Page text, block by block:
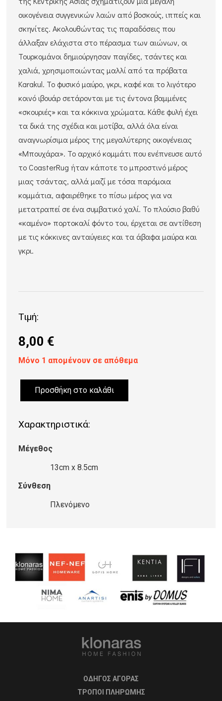
οικογένεια συγγενικών λαών από βοσκούς, ιππείς και
σκηνίτες. Ακολουθώντας τις παραδόσεις που
άλλαξαν ελάχιστα στο πέρασμα των αιώνων, οι
Τουρκομάνοι δημιούργησαν παγίδες, τσάντες και
χαλιά, χρησιμοποιώντας μαλλί από τα πρόβατα
Karakul. Το φυσικό μαύρο, γκρι, καφέ και το λιγότερο
κοινό ιβουάρ σετάρονται με τις έντονα βαμμένες
«σκουριές» και τα κόκκινα χρώματα. Κάθε φυλή έχει
τα δικά της σχέδια και μοτίβα, αλλά όλα είναι
αναγνωρίσιμα μέρος της μεγαλύτερης οικογένειας
«Μπουχάρα». Το αρχικό κομμάτι που ενέπνευσε αυτό
το CoasterRug ήταν κάποτε το μπροστινό μέρος
μιας τσάντας, αλλά μαζί με τόσα παρόμοια
κομμάτια, αφαιρέθηκε το πίσω μέρος για να
μετατραπεί σε ένα συμβατικό χαλί. Το πλούσιο βαθύ
«καμένο» πορτοκαλί φόντο του, έρχεται σε αντίθεση
με τις κόκκινες ανταύγειες και τα άβαφα μαύρα και
γκρι.
Τιμή:
8,00 €
Μόνο 1 απομένουν σε απόθεμα
ΣΟΥΒΕΡ
rugs-
Orange
ποσότητα
Προσθήκη στο καλάθι
Χαρακτηριστικά:
Μέγεθος
13cm x 8.5cm
Σύνθεση
Πλενόμενο
ΟΔΗΓΟΣ ΑΓΟΡΑΣ
ΤΡΟΠΟΙ ΠΛΗΡΩΜΗΣ